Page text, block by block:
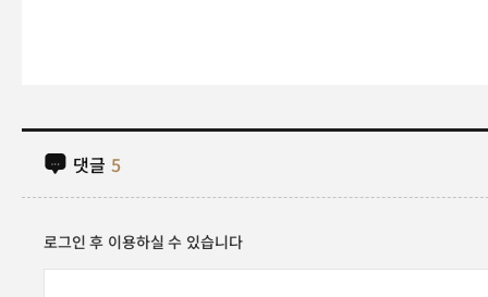
댓글 5
로그인 후 이용하실 수 있습니다